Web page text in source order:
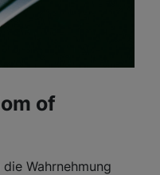
of
Wahrnehmung